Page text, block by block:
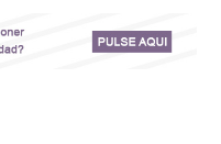
文凭551190476如
网上买文凭可靠吗
551190476哪里可